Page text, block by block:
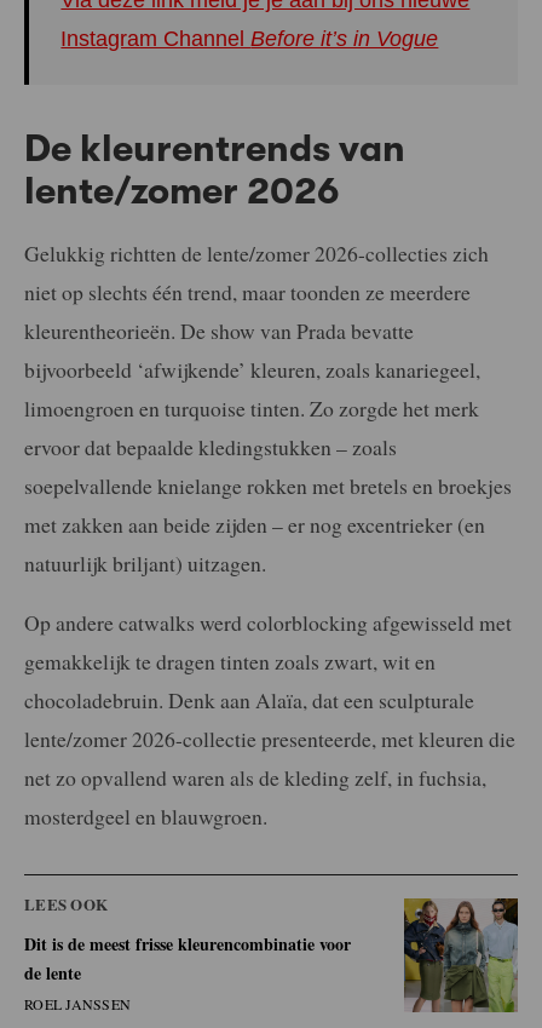
Instagram Channel Before it’s in Vogue
De kleurentrends van
lente/zomer 2026
Gelukkig richtten de lente/zomer 2026-collecties zich
niet op slechts één trend, maar toonden ze meerdere
kleurentheorieën. De show van Prada bevatte
bijvoorbeeld ‘afwijkende’ kleuren, zoals kanariegeel,
limoengroen en turquoise tinten. Zo zorgde het merk
ervoor dat bepaalde kledingstukken – zoals
soepelvallende knielange rokken met bretels en broekjes
met zakken aan beide zijden – er nog excentrieker (en
natuurlijk briljant) uitzagen.
Op andere catwalks werd colorblocking afgewisseld met
gemakkelijk te dragen tinten zoals zwart, wit en
chocoladebruin. Denk aan Alaïa, dat een sculpturale
lente/zomer 2026-collectie presenteerde, met kleuren die
net zo opvallend waren als de kleding zelf, in fuchsia,
mosterdgeel en blauwgroen.
LEES OOK
Dit is de meest frisse kleurencombinatie voor
de lente
ROEL JANSSEN